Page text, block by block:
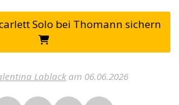
Solo bei Thomann sichern
Lablack am 06.06.2026